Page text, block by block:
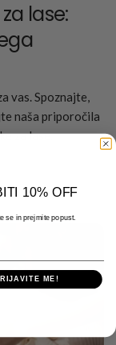
lase:
vas. Spoznajte,
naša priporočila
za lase.
10% OFF
se in prejmite popust.
ME!